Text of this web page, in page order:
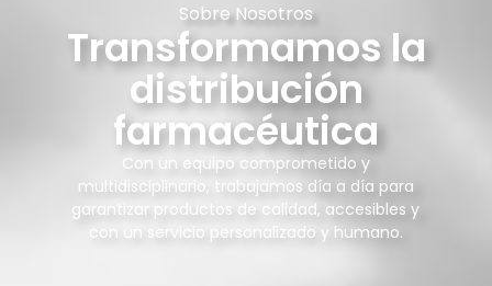
Sobre Nosotros
Transformamos la
distribución
farmacéutica
Con un equipo comprometido y
multidisciplinario, trabajamos día a día para
garantizar productos de calidad, accesibles y
con un servicio personalizado y humano.